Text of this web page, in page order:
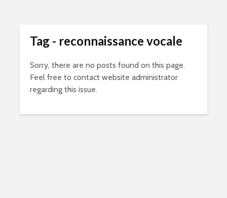
Tag - reconnaissance vocale
Sorry, there are no posts found on this page.
Feel free to contact website administrator
regarding this issue.